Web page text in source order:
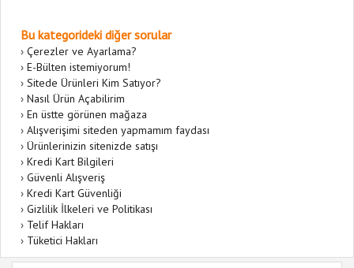
Bu kategorideki diğer sorular
› Çerezler ve Ayarlama?
› E-Bülten istemiyorum!
› Sitede Ürünleri Kim Satıyor?
› Nasıl Ürün Açabilirim
› En üstte görünen mağaza
› Alışverişimi siteden yapmamım faydası
› Ürünlerinizin sitenizde satışı
› Kredi Kart Bilgileri
› Güvenli Alışveriş
› Kredi Kart Güvenliği
› Gizlilik İlkeleri ve Politikası
› Telif Hakları
› Tüketici Hakları